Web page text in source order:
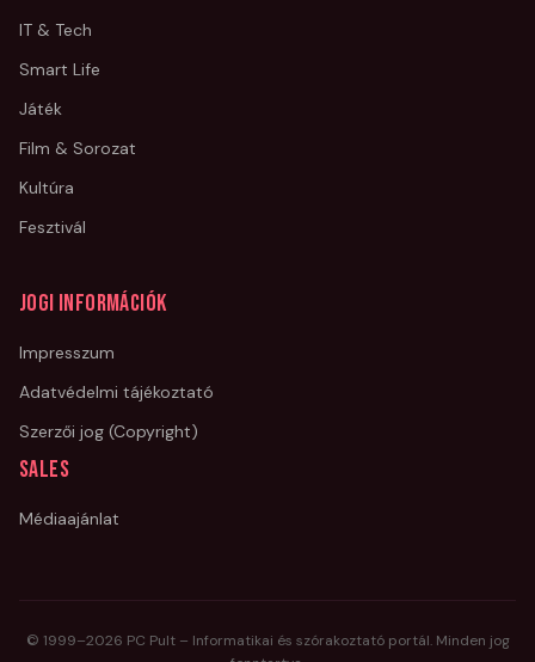
IT & Tech
Smart Life
Játék
Film & Sorozat
Kultúra
Fesztivál
Jogi információk
Impresszum
Adatvédelmi tájékoztató
Szerzői jog (Copyright)
Sales
Médiaajánlat
© 1999–2026 PC Pult – Informatikai és szórakoztató portál. Minden jog